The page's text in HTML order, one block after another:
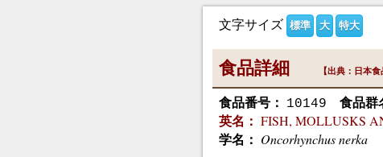
文字サイズ 標準 大 特大
食品詳細 【出典：日本
食品番号： 10149 食品群
英名： FISH, MOLLUSKS
学名： Oncorhynchus nerka